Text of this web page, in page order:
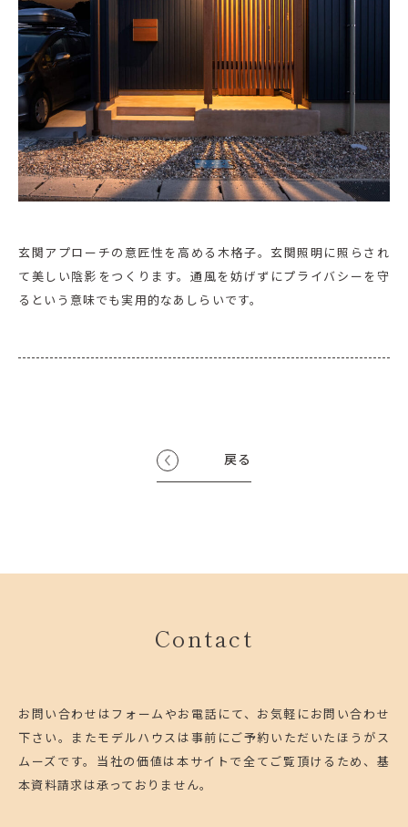
玄関アプローチの意匠性を高める木格子。玄関照明に照らされ
て美しい陰影をつくります。通風を妨げずにプライバシーを守
るという意味でも実用的なあしらいです。
戻る
Contact
お問い合わせはフォームやお電話にて、お気軽にお問い合わせ
下さい。 またモデルハウスは事前にご予約いただいたほうがス
ムーズです。 当社の価値は本サイトで全てご覧頂けるため、基
本資料請求は承っておりません。